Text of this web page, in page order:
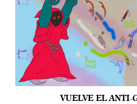
VUELVE EL ANTI-